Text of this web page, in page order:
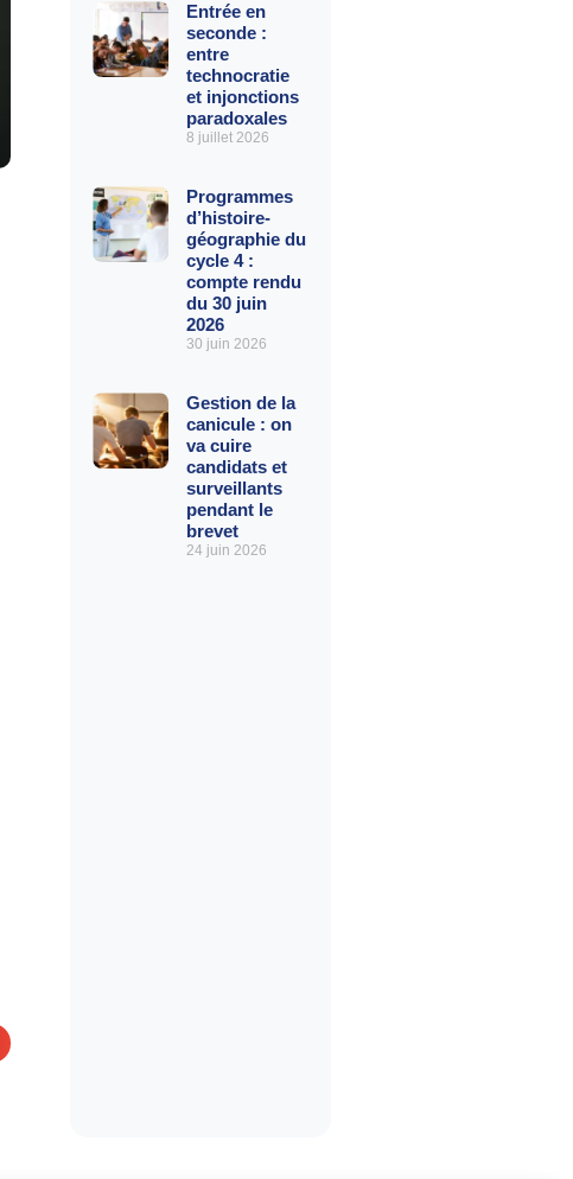
Entrée en
seconde :
entre
technocratie
et injonctions
paradoxales
8 juillet 2026
Programmes
d’histoire-
géographie du
cycle 4 :
compte rendu
du 30 juin
2026
30 juin 2026
Gestion de la
canicule : on
va cuire
candidats et
surveillants
pendant le
brevet
24 juin 2026